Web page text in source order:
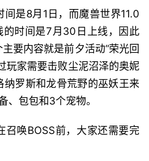
是8月1日，而魔兽世界11.0
的时间是7月30日上线，因此
要内容就是前夕活动“荣光回
玩家需要击败尘泥沼泽的奥妮
纳罗斯和龙骨荒野的巫妖王来
、包包和3个宠物。
召唤BOSS前，大家还需要完